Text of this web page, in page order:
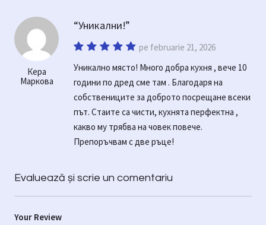
Кера
Маркова
Уникални!
pe februarie 21, 2026
Уникално място! Много добра кухня , вече 10
години по дред сме там . Благодаря на
собствениците за доброто посрещане всеки
път. Стаите са чисти, кухнята перфектна ,
какво му трябва на човек повече.
Препоръчвам с две ръце!
Evaluează și scrie un comentariu
Your Review